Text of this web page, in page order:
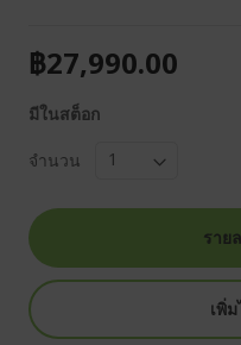
฿27,990.00
มีในสต็อก
จำนวน
ราย
เพิ่